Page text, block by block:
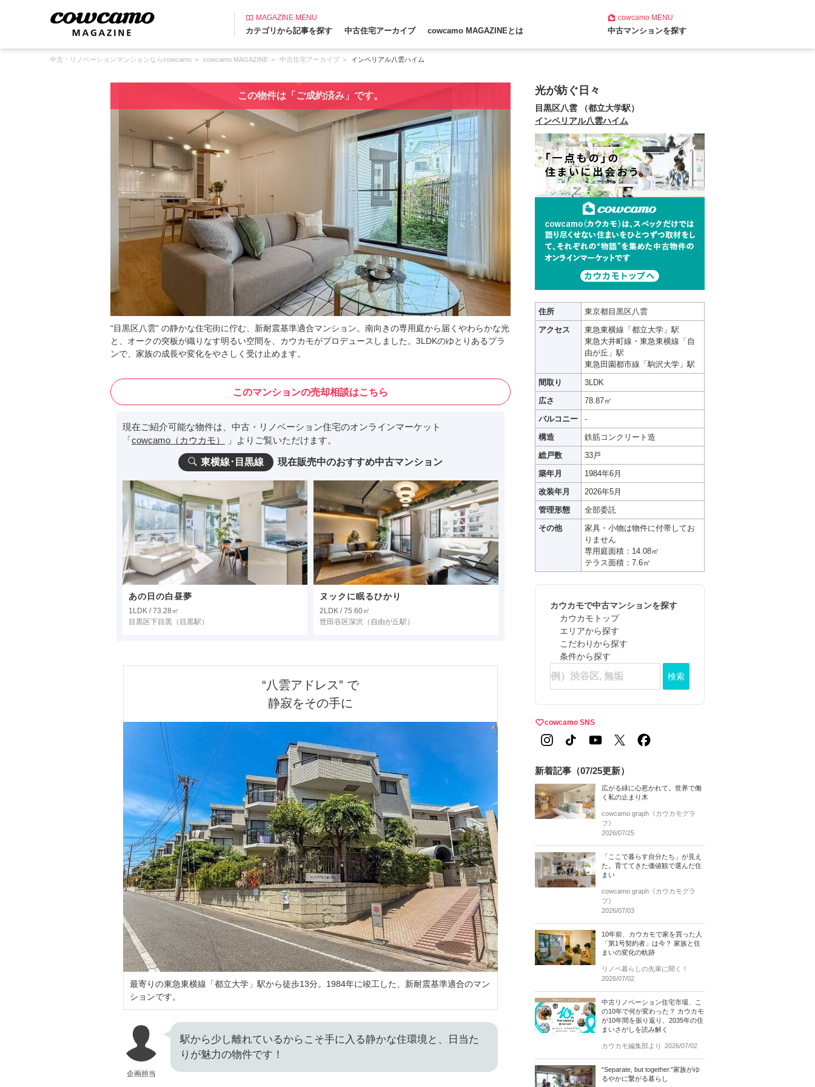
MAGAZINE MENU
カテゴリから記事を探す 中古住宅アーカイブ cowcamo MAGAZINEとは
cowcamoMENU
中古マンションを探す
中古・リノベーションマンションならcowcamo cowcamo MAGAZINE 中古住宅アーカイブ インペリアル八雲ハイム
この物件は「ご成約済み」です。
“目黒区八雲” の静かな住宅街に佇む、新耐震基準適合マンション。南向きの専用庭から届くやわらかな光
と、オークの突板が織りなす明るい空間を、カウカモがプロデュースしました。3LDKのゆとりあるプラ
ンで、家族の成長や変化をやさしく受け止めます。
このマンションの売却相談はこちら
現在ご紹介可能な物件は、中古・リノベーション住宅のオンラインマーケット
「cowcamo（カウカモ） 」よりご覧いただけます。
東横線･目黒線 現在販売中のおすすめ中古マンション
あの日の白昼夢
1LDK / 73.28㎡
目黒区下目黒 （目黒駅）
ヌックに眠るひかり
2LDK / 75.60㎡
世田谷区深沢 （自由が丘駅）
“八雲アドレス” で
静寂をその手に
最寄りの東急東横線「都立大学」駅から徒歩13分。1984年に竣工した、新耐震基準適合のマン
ションです。
企画担当
駅から少し離れているからこそ手に入る静かな住環境と、日当た
りが魅力の物件です！
光が紡ぐ日々
目黒区八雲 （都立大学駅）
インペリアル八雲ハイム
住所
東京都目黒区八雲
アクセス
東急東横線「都立大学」駅
東急大井町線・東急東横線「自
由が丘」駅
東急田園都市線「駒沢大学」駅
間取り
3LDK
広さ
78.87㎡
バルコニー
-
構造
鉄筋コンクリート造
総戸数
33戸
築年月
1984年6月
改装年月
2026年5月
管理形態
全部委託
その他
家具・小物は物件に付帯してお
りません
専用庭面積：14.08㎡
テラス面積：7.6㎡
カウカモで中古マンションを探す
カウカモトップ
エリアから探す
こだわりから探す
条件から探す
検索
cowcamo SNS
新着記事（07/25更新）
広がる緑に心惹かれて。世界で働
く私の止まり木
cowcamo graph《カウカモグラ
フ》
2026/07/25
「ここで暮らす自分たち」が見え
た。育ててきた価値観で選んだ住
まい
cowcamo graph《カウカモグラ
フ》
2026/07/03
10年前、カウカモで家を買った人
「第1号契約者」は今？ 家族と住
まいの変化の軌跡
リノベ暮らしの先輩に聞く！
2026/07/02
中古リノベーション住宅市場、こ
の10年で何が変わった？ カウカモ
が10年間を振り返り、2035年の住
まいさがしを読み解く
カウカモ編集部より 2026/07/02
“Separate, but together.”家族がゆ
るやかに繋がる暮らし